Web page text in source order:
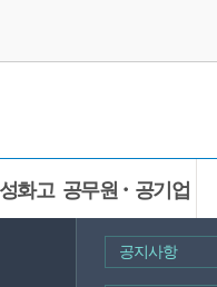
화고 공무원ㆍ공기업
공지사항